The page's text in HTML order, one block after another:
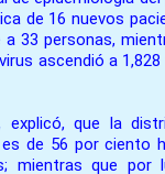
de 16 nuevos
33 personas,
ascendió a
explicó, que la
de 56 por ciento
mientras que por